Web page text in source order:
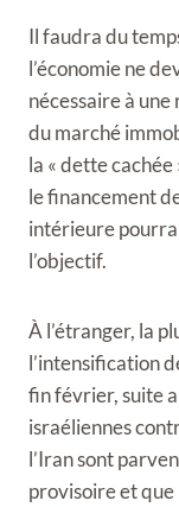
Il faudra du
l’économie ne
nécessaire à
du marché
la « dette
le financement
intérieure
l’objectif.
À l’étranger, la
l’intensification
fin février, suite
israéliennes
l’Iran sont
provisoire et